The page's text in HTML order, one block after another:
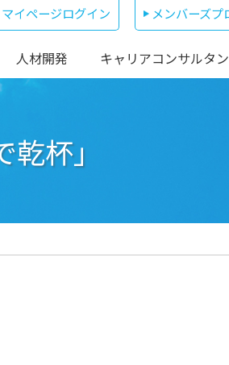
マイページログイン メンバーズプ
人材開発 キャリアコンサルタ
杯」